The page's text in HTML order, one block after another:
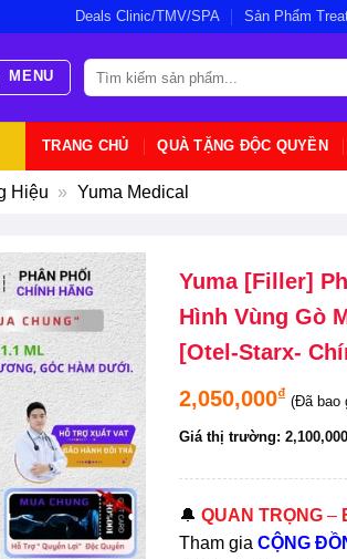
Deals Clinic/TMV/SPA Sản Phẩm
MENU
Tìm
kiếm:
TRANG CHỦ QUÀ TẶNG ĐỘC QUYỀN
Hiệu » Yuma Medical
Yuma [Filler]
Hình Vùng Gò
[Otel-Starx-
2,050,000₫ (Đã bao
Giá thị trường: 2,100,000
🔔 QUAN TRỌNG–
Tham gia CỘNG